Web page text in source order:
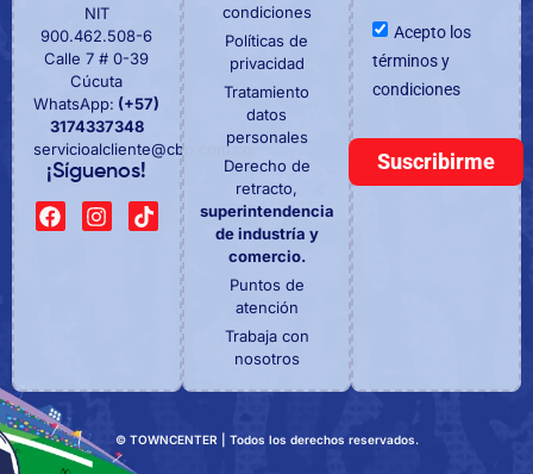
NIT
900.462.508-6
Calle 7 # 0-39
Cúcuta
WhatsApp: (+57)
3174337348
servicioalcliente@cbb.com.co
¡Síguenos!
condiciones
Políticas de
privacidad
Tratamiento
datos
personales
Derecho de
retracto,
superintendencia
de industría y
comercio.
Puntos de
atención
Trabaja con
nosotros
Acepto los
términos y
condiciones
Suscribirme
© TOWNCENTER | Todos los derechos reservados.